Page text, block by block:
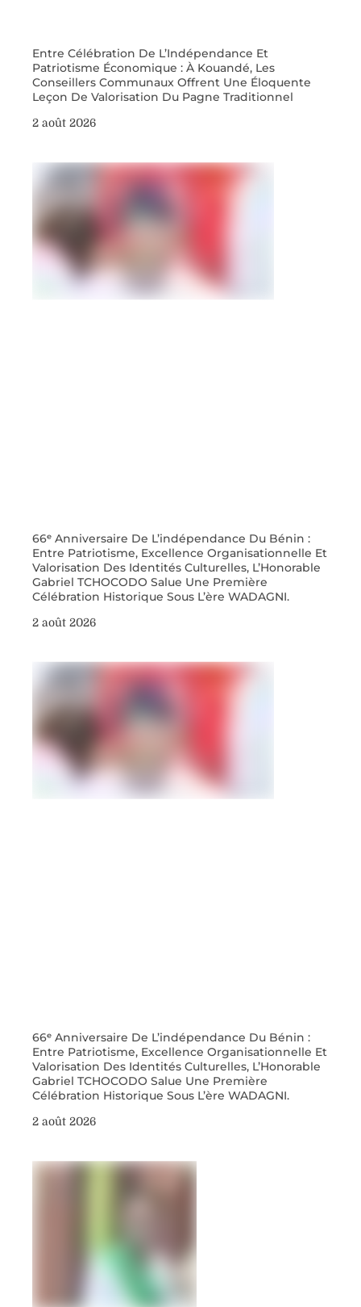
Entre Célébration De L’Indépendance Et
Patriotisme Économique : À Kouandé, Les
Conseillers Communaux Offrent Une Éloquente
Leçon De Valorisation Du Pagne Traditionnel
2 août 2026
66ᵉ Anniversaire De L’indépendance Du Bénin :
Entre Patriotisme, Excellence Organisationnelle Et
Valorisation Des Identités Culturelles, L’Honorable
Gabriel TCHOCODO Salue Une Première
Célébration Historique Sous L’ère WADAGNI.
2 août 2026
66ᵉ Anniversaire De L’indépendance Du Bénin :
Entre Patriotisme, Excellence Organisationnelle Et
Valorisation Des Identités Culturelles, L’Honorable
Gabriel TCHOCODO Salue Une Première
Célébration Historique Sous L’ère WADAGNI.
2 août 2026